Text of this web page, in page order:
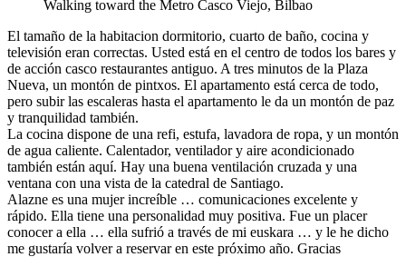
Walking toward the Metro Casco Viejo, Bilbao
El tamaño de la habitacion dormitorio, cuarto de baño, cocina y
televisión eran correctas. Usted está en el centro de todos los bares y
de acción casco restaurantes antiguo. A tres minutos de la Plaza
Nueva, un montón de pintxos. El apartamento está cerca de todo,
pero subir las escaleras hasta el apartamento le da un montón de paz
y tranquilidad también.
La cocina dispone de una refi, estufa, lavadora de ropa, y un montón
de agua caliente. Calentador, ventilador y aire acondicionado
también están aquí. Hay una buena ventilación cruzada y una
ventana con una vista de la catedral de Santiago.
Alazne es una mujer increíble … comunicaciones excelente y
rápido. Ella tiene una personalidad muy positiva. Fue un placer
conocer a ella … ella sufrió a través de mi euskara … y le he dicho
me gustaría volver a reservar en este próximo año. Gracias